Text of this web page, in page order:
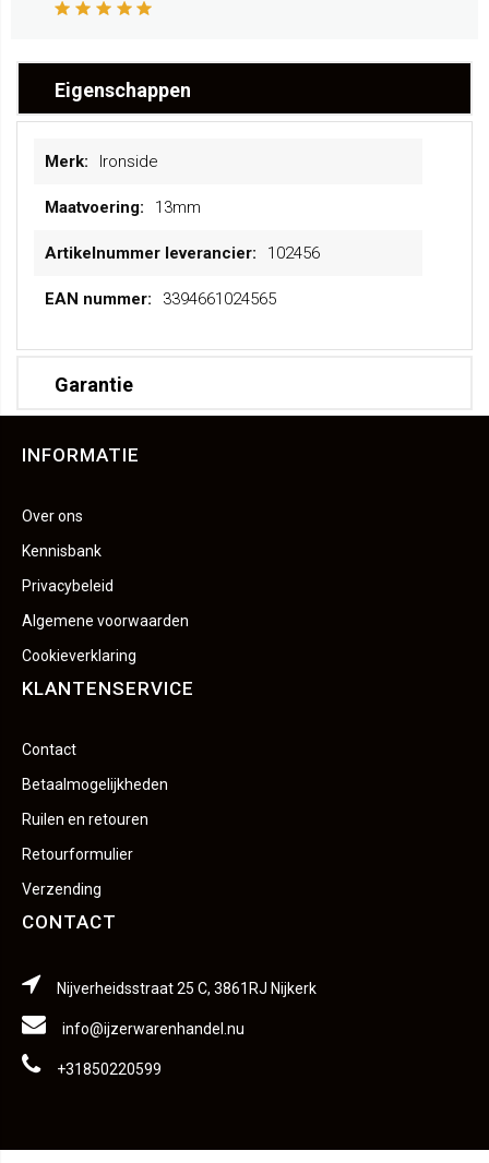
Eigenschappen
Ironside
13mm
102456
3394661024565
Garantie
INFORMATIE
Over ons
Kennisbank
Privacybeleid
Algemene voorwaarden
Cookieverklaring
KLANTENSERVICE
Contact
Betaalmogelijkheden
Ruilen en retouren
Retourformulier
Verzending
CONTACT
Nijverheidsstraat 25 C, 3861RJ Nijkerk
info@ijzerwarenhandel.nu
+31850220599